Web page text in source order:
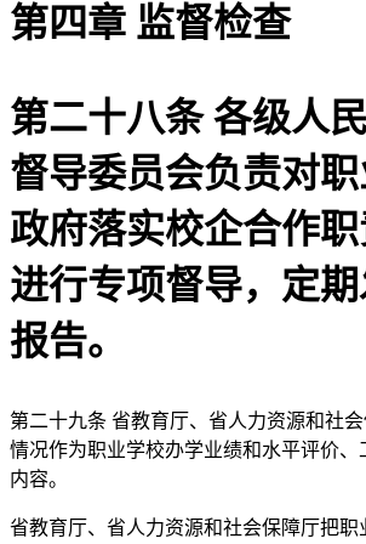
第四章 监督检查
第二十八条 各级人
督导委员会负责对职
政府落实校企合作
进行专项督导，定
报告。
第二十九条 省教育厅、省人力资源和社
情况作为职业学校办学业绩和水平评价、
内容。
省教育厅、省人力资源和社会保障厅把职